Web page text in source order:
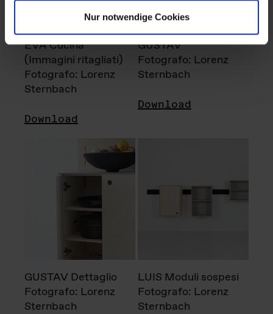
Nur notwendige Cookies
EVA Cucina
(Immagini ritagliati)
Fotografo: Lorenz
Sternbach
Download
GUSTAV
Fotografo: Lorenz
Sternbach
Download
GUSTAV Dettaglio
Fotografo: Lorenz
Sternbach
LUIS Moduli sospesi
Fotografo: Lorenz
Sternbach